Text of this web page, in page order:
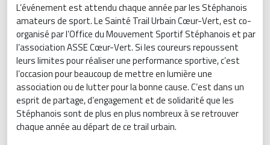
L’événement est attendu chaque année par les Stéphanois
amateurs de sport. Le Sainté Trail Urbain Cœur-Vert, est co-
organisé par l’Office du Mouvement Sportif Stéphanois et par
l’association ASSE Cœur-Vert. Si les coureurs repoussent
leurs limites pour réaliser une performance sportive, c’est
l’occasion pour beaucoup de mettre en lumière une
association ou de lutter pour la bonne cause. C’est dans un
esprit de partage, d’engagement et de solidarité que les
Stéphanois sont de plus en plus nombreux à se retrouver
chaque année au départ de ce trail urbain.